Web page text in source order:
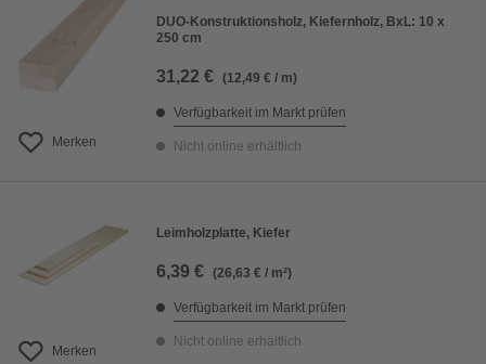
Merken
DUO-Konstruktionsholz, Kiefernholz, BxL: 10 x
250 cm
31,22 € (12,49 € / m)
Verfügbarkeit im Markt prüfen
Nicht online erhältlich
Merken
Leimholzplatte, Kiefer
6,39 € (26,63 € / m²)
Verfügbarkeit im Markt prüfen
Nicht online erhältlich